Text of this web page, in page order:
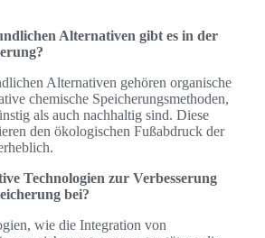
Alternativen gibt es in der
Alternativen gehören organische
chemische Speicherungsmethoden,
als auch nachhaltig sind. Diese
den ökologischen Fußabdruck der
Technologien zur Verbesserung
bei?
wie die Integration von